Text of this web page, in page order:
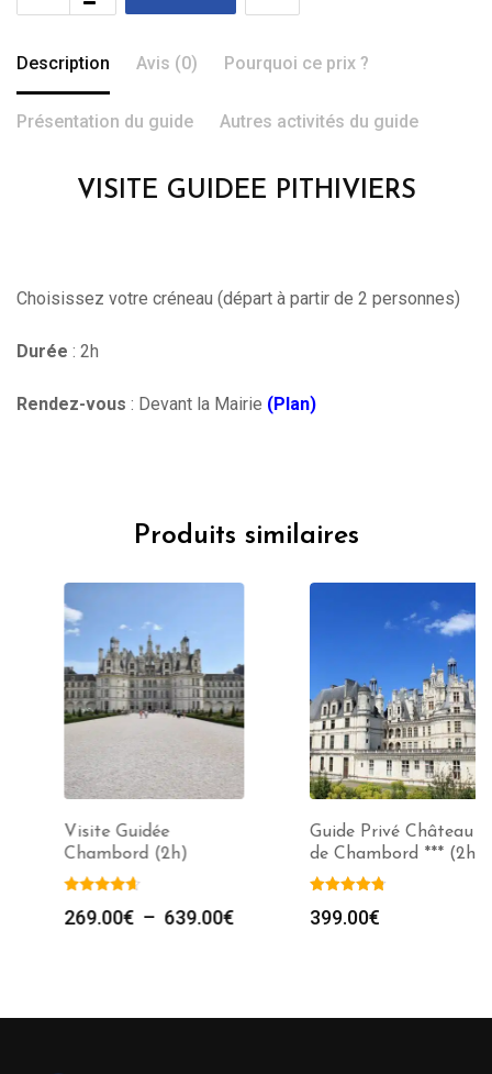
Description Avis (0) Pourquoi ce prix ?
Présentation du guide Autres activités du guide
VISITE GUIDEE PITHIVIERS
Choisissez votre créneau (départ à partir de 2 personnes)
Durée : 2h
Rendez-vous : Devant la Mairie (Plan)
Produits similaires
Visite Guidée
Chambord (2h)
269.00€–639.00€Plage
à
Guide Privé Château
de Chambord *** (2h)
399.00€